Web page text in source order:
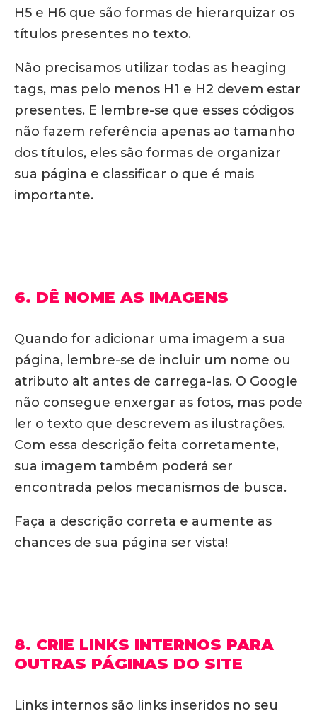
H5 e H6 que são formas de hierarquizar os
títulos presentes no texto.
Não precisamos utilizar todas as heaging
tags, mas pelo menos H1 e H2 devem estar
presentes. E lembre-se que esses códigos
não fazem referência apenas ao tamanho
dos títulos, eles são formas de organizar
sua página e classificar o que é mais
importante.
6. DÊ NOME AS IMAGENS
Quando for adicionar uma imagem a sua
página, lembre-se de incluir um nome ou
atributo alt antes de carrega-las. O Google
não consegue enxergar as fotos, mas pode
ler o texto que descrevem as ilustrações.
Com essa descrição feita corretamente,
sua imagem também poderá ser
encontrada pelos mecanismos de busca.
Faça a descrição correta e aumente as
chances de sua página ser vista!
8. CRIE LINKS INTERNOS PARA
OUTRAS PÁGINAS DO SITE
Links internos são links inseridos no seu